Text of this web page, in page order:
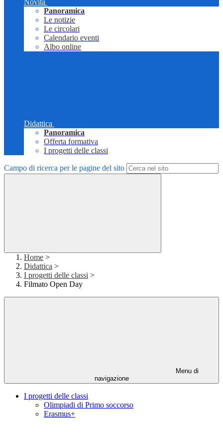
Novità
Panoramica
Le notizie
Le circolari
Calendario eventi
Albo online
Didattica
Panoramica
Offerta formativa
I progetti delle classi
Campo di ricerca per le pagine del sito
Home >
Didattica >
I progetti delle classi >
Filmato Open Day
Menu di
navigazione
I progetti delle classi
Olimpiadi di Primo soccorso
Erasmus+